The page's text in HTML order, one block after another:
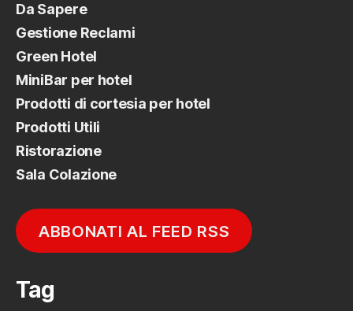
Da Sapere
Gestione Reclami
Green Hotel
MiniBar per hotel
Prodotti di cortesia per hotel
Prodotti Utili
Ristorazione
Sala Colazione
ABBONATI AL FEED RSS
Tag